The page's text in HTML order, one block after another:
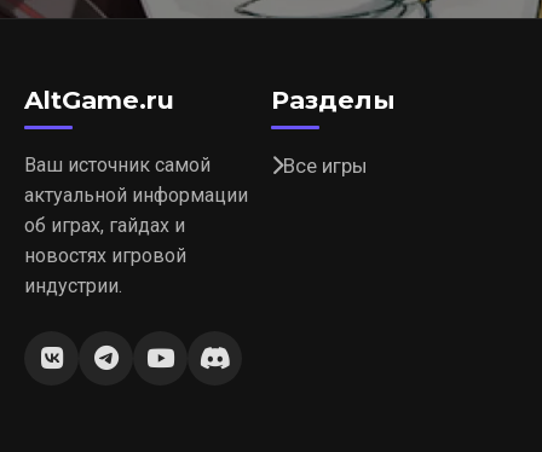
AltGame.ru
Ваш источник самой
актуальной информации
об играх, гайдах и
новостях игровой
индустрии.
Разделы
Все игры